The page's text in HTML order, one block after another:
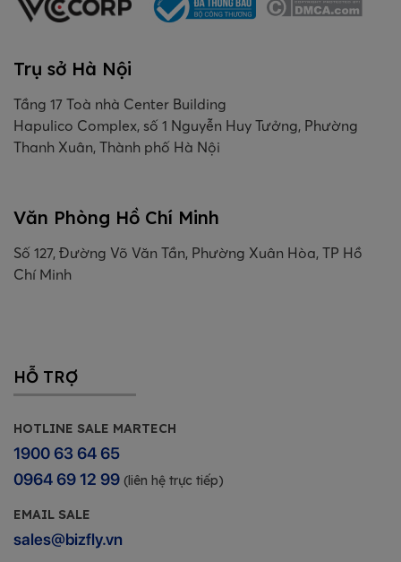
Trụ sở Hà Nội
Tầng 17 Toà nhà Center Building
Hapulico Complex, số 1 Nguyễn Huy Tưởng, Phường
Thanh Xuân, Thành phố Hà Nội
Văn Phòng Hồ Chí Minh
Số 127, Đường Võ Văn Tần, Phường Xuân Hòa, TP Hồ
Chí Minh
HỖ TRỢ
HOTLINE SALE MARTECH
1900 63 64 65
0964 69 12 99 (liên hệ trực tiếp)
EMAIL SALE
sales@bizfly.vn